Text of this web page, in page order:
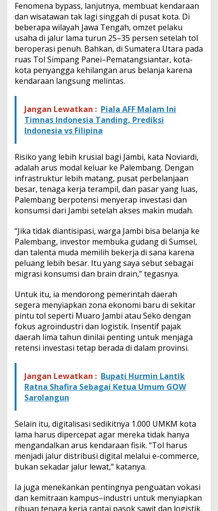
Fenomena bypass, lanjutnya, membuat kendaraan
dan wisatawan tak lagi singgah di pusat kota. Di
beberapa wilayah Jawa Tengah, omzet pelaku
usaha di jalur lama turun 25–35 persen setelah tol
beroperasi penuh. Bahkan, di Sumatera Utara pada
ruas Tol Simpang Panei–Pematangsiantar, kota-
kota penyangga kehilangan arus belanja karena
kendaraan langsung melintas.
Jangan Lewatkan : Piala AFF Malam Ini
Timnas Indonesia Tanding, Prediksi
Indonesia vs Filipina
Risiko yang lebih krusial bagi Jambi, kata Noviardi,
adalah arus modal keluar ke Palembang. Dengan
infrastruktur lebih matang, pusat perbelanjaan
besar, tenaga kerja terampil, dan pasar yang luas,
Palembang berpotensi menyerap investasi dan
konsumsi dari Jambi setelah akses makin mudah.
“Jika tidak diantisipasi, warga Jambi bisa belanja ke
Palembang, investor membuka gudang di Sumsel,
dan talenta muda memilih bekerja di sana karena
peluang lebih besar. Itu yang saya sebut sebagai
migrasi konsumsi dan brain drain,” tegasnya.
Untuk itu, ia mendorong pemerintah daerah
segera menyiapkan zona ekonomi baru di sekitar
pintu tol seperti Muaro Jambi atau Seko dengan
fokus agroindustri dan logistik. Insentif pajak
daerah lima tahun dinilai penting untuk menjaga
retensi investasi tetap berada di dalam provinsi.
Jangan Lewatkan : Bupati Hurmin Lantik
Ratna Shafira Sebagai Ketua Umum GOW
Sarolangun
Selain itu, digitalisasi sedikitnya 1.000 UMKM kota
lama harus dipercepat agar mereka tidak hanya
mengandalkan arus kendaraan fisik. “Tol harus
menjadi jalur distribusi digital melalui e-commerce,
bukan sekadar jalur lewat,” katanya.
Ia juga menekankan pentingnya penguatan vokasi
dan kemitraan kampus–industri untuk menyiapkan
ribuan tenaga kerja rantai pasok sawit dan logistik,